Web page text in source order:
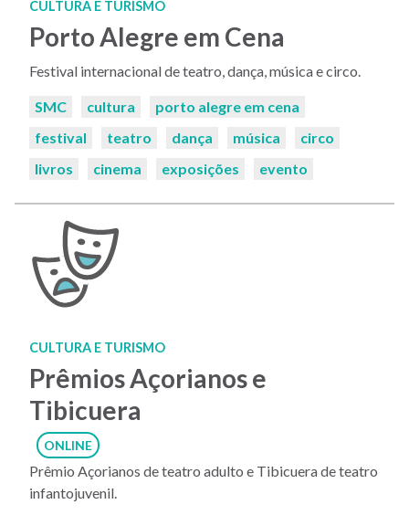
CULTURA E TURISMO
Porto Alegre em Cena
Festival internacional de teatro, dança, música e circo.
Palavras-
SMC cultura
porto alegre em cena
festival
teatro dança música
circo
livros
cinema exposições evento
CULTURA E TURISMO
Prêmios Açorianos e
Tibicuera
ONLINE
Prêmio Açorianos de teatro adulto e Tibicuera de teatro
infantojuvenil.